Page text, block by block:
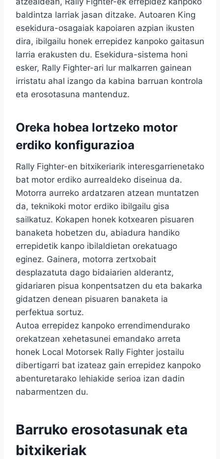
baldintza larriak jasan ditzake. Autoaren King
esekidura-osagaiak kapoiaren azpian ikusten
dira, ibilgailu honek errepidez kanpoko gaitasun
larria erakusten du. Esekidura-sistema honi
esker, Rally Fighter-ari lur malkarren gainean
irristatu ahal izango da kabina barruan kontrola
eta erosotasuna mantenduz.
Oreka hobea lortzeko motor
erdiko konfigurazioa
Rally Fighter-en bitxikeriarik interesgarrienetako
bat motor erdiko aurrealdeko diseinua da.
Motorra aurreko ardatzaren atzean muntatzen
da, teknikoki motor erdiko ibilgailu gisa
sailkatuz. Kokapen honek kotxearen pisuaren
banaketa hobetzen du, abiadura handiko
errepidetik kanpo ibilaldietan orekatuago
eginez. Gainera, motorra zertxobait
desplazatuta dago bidaiarien alderantz,
gidariaren pisua konpentsatzen du eta bakarka
gidatzen denean pisuaren banaketa ia
perfektua sortuz.
Autoa errepidez kanpoko errendimendurako
orekatzean xehetasunei emandako arreta
honek Local Motorsek Rally Fighter jostailu
dibertigarri bat izateaz gain errepidez kanpoko
abenturetarako lehiakide serioa izan dadin
nabarmentzen du.
Barruko erosotasunak eta
bitxikeriak